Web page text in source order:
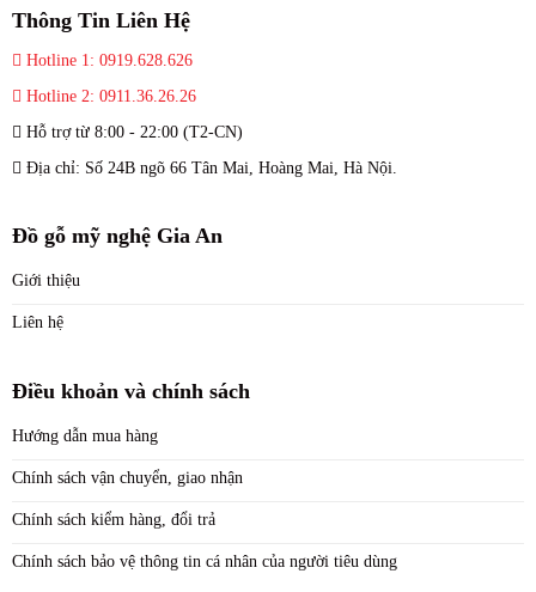
Thông Tin Liên Hệ
Hotline 1: 0919.628.626
Hotline 2: 0911.36.26.26
Hỗ trợ từ 8:00 - 22:00 (T2-CN)
Địa chỉ: Số 24B ngõ 66 Tân Mai, Hoàng Mai, Hà Nội.
Đồ gỗ mỹ nghệ Gia An
Giới thiệu
Liên hệ
Điều khoản và chính sách
Hướng dẫn mua hàng
Chính sách vận chuyển, giao nhận
Chính sách kiểm hàng, đổi trả
Chính sách bảo vệ thông tin cá nhân của người tiêu dùng